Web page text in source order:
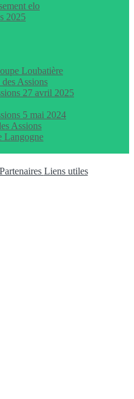
elo
2025
Loubatière
Assions
27 avril 2025
5 mai 2024
Assions
Langogne
Partenaires Liens utiles